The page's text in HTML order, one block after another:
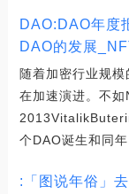
DAO:DAO年度
DAO的发展
随着加密行业规
在加速演进。不
个DAO诞生和同年.
:「图说年俗」